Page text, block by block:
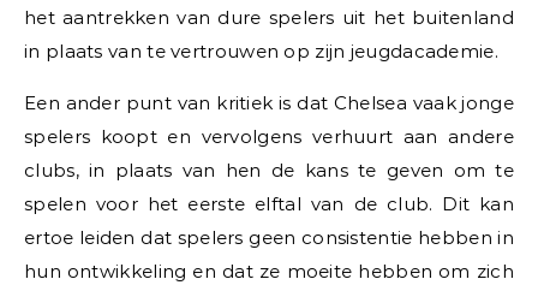
het aantrekken van dure spelers uit het buitenland
in plaats van te vertrouwen op zijn jeugdacademie.
Een ander punt van kritiek is dat Chelsea vaak jonge
spelers koopt en vervolgens verhuurt aan andere
clubs, in plaats van hen de kans te geven om te
spelen voor het eerste elftal van de club. Dit kan
ertoe leiden dat spelers geen consistentie hebben in
hun ontwikkeling en dat ze moeite hebben om zich